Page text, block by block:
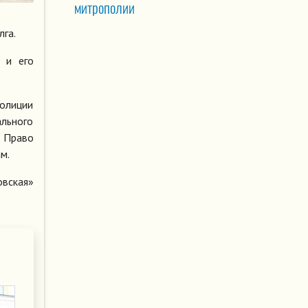
и его
Право
митрополии